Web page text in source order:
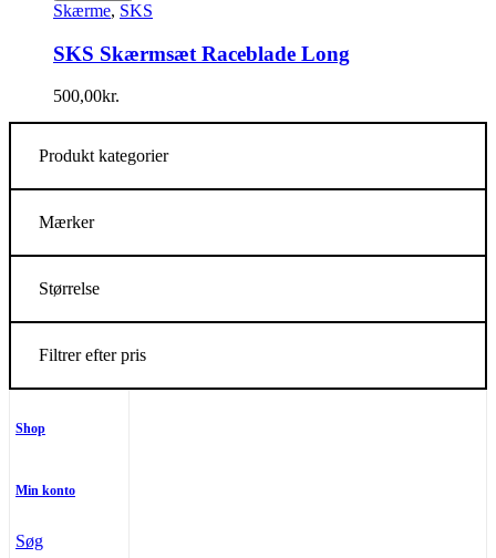
Skærme, SKS
SKS Skærmsæt Raceblade Long
500,00kr.
Produkt kategorier
Mærker
Størrelse
Filtrer efter pris
Shop
Min konto
Søg